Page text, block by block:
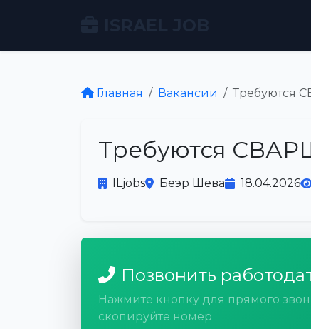
Главная Вакансии Требуются
Требуются
ILjobs Беэр Шева 18.04.2026
Позвонить
Нажмите кнопку для прямого
скопируйте номер